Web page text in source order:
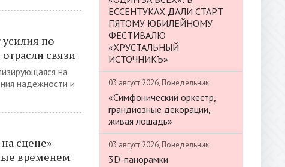
по
связи
на
надежности и
сцене»
временем
ЕССЕНТУКАХ ДАЛИ СТАРТ
ПЯТОМУ ЮБИЛЕЙНОМУ
ФЕСТИВАЛЮ
«ХРУСТАЛЬНЫЙ
ИСТОЧНИКЪ»
03 август 2026, Понедельник
«Симфонический оркестр,
грандиозные декорации,
живая лошадь»
03 август 2026, Понедельник
3D-панорамки